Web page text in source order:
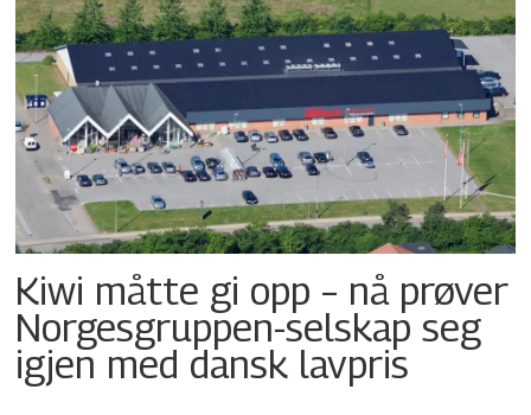
Kiwi måtte gi opp – nå prøver
Norgesgruppen-selskap seg
igjen med dansk lavpris